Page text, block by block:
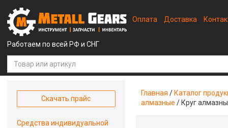
Работаем по всей РФ и СНГ
Оплата Доставка
Главная / Каталог
алмазные / Круг
Скачать прайс
Средства индивидуальной